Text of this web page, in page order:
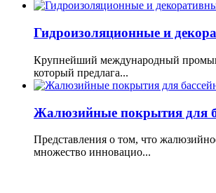
Гидроизоляционные и
Крупнейший международный
который предлага...
Жалюзийные покрытия для
Представления о том, что
множество инновацио...